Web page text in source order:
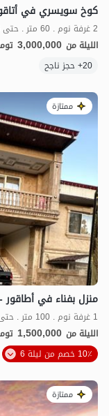
كوخ سويسري في
2 غرفة نوم . 60 متر . حتى 6 ضيف
الليلة من 3,000,000
20+ حجز ناجح
ممتازة
منزل بفناء في
1 غرفة نوم . 100 متر . حتى 8 ضيف
الليلة من 1,500,000
10٪ خصم من ليلة 6
ممتازة